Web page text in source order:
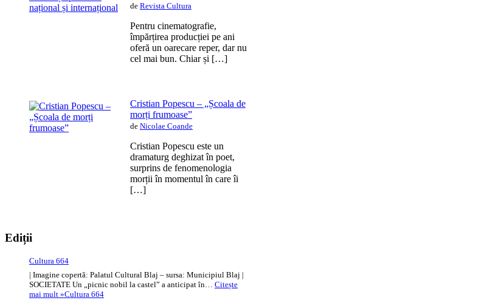
de Revista Cultura
Pentru cinematografie,
împărțirea producției pe ani
oferă un oarecare reper, dar nu
cel mai bun. Chiar și […]
Cristian Popescu – „Școala de
morți frumoase”
de Nicolae Coande
Cristian Popescu este un
dramaturg deghizat în poet,
surprins de fenomenologia
morții în momentul în care îi
[…]
Ediții
Cultura 664
| Imagine copertă: Palatul Cultural Blaj – sursa: Municipiul Blaj |
SOCIETATE Un „picnic nobil la castel” a anticipat în… Citește
mai mult »Cultura 664